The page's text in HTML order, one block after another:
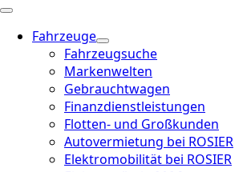
Fahrzeuge
Fahrzeugsuche
Markenwelten
Gebrauchtwagen
Finanzdienstleistungen
Flotten- und Großkunden
Autovermietung bei ROSIER
Elektromobilität bei ROSIER